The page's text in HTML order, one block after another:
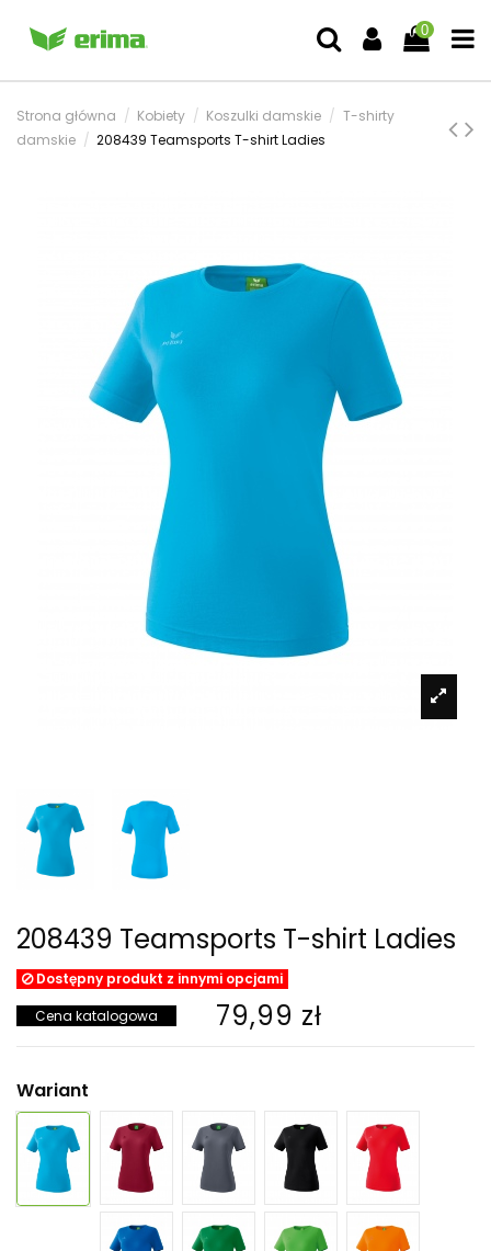
0
Strona główna Kobiety Koszulki damskie
T-shirty
damskie
208439 Teamsports T-shirt Ladies
208439 Teamsports T-shirt Ladies
Dostępny produkt z innymi opcjami
Cena katalogowa 79,99 zł
Wariant